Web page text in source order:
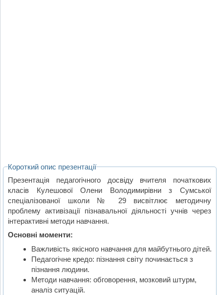
Короткий опис презентації
Презентація педагогічного досвіду вчителя початкових
класів Кулешової Олени Володимирівни з Сумської
спеціалізованої школи № 29 висвітлює методичну
проблему активізації пізнавальної діяльності учнів через
інтерактивні методи навчання.
Основні моменти:
Важливість якісного навчання для майбутнього дітей.
Педагогічне кредо: пізнання світу починається з
пізнання людини.
Методи навчання: обговорення, мозковий штурм,
аналіз ситуацій.